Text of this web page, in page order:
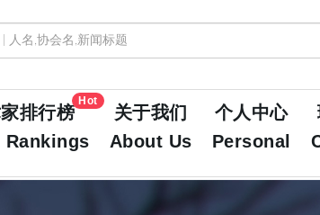
排行榜
Hot
关于我们
About Us
个人中心
Personal